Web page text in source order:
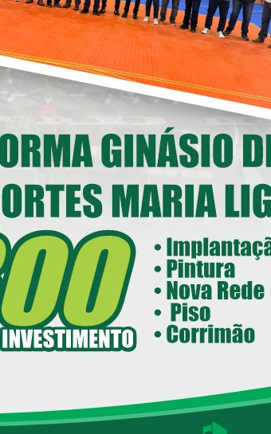
PARA
Nº. 022/2022-
PARA
Nº. 021/2022-
de cães e